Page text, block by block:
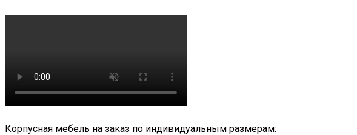
Корпусная мебель на заказ по индивидуальным размерам: